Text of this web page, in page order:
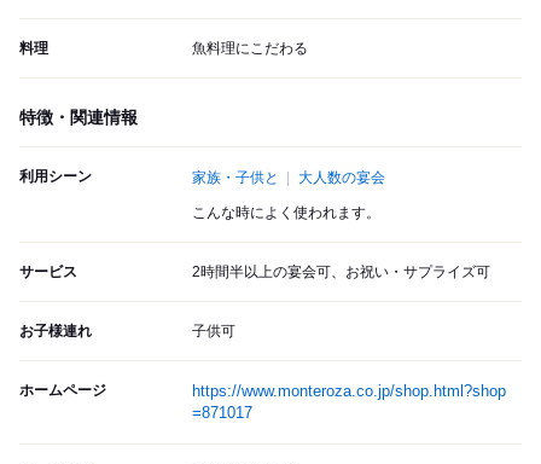
料理 魚料理にこだわる
特徴・関連情報
利用シーン 家族・子供と 大人数の宴会
こんな時によく使われます。
サービス 2時間半以上の宴会可、お祝い・サプライズ可
お子様連れ 子供可
ホームページ
https://www.monteroza.co.jp/shop.html?shop
=871017